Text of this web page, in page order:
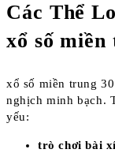
Các Thể
xổ số miền
xổ số miền trung
nghịch minh bạch.
yếu:
trò chơi bài